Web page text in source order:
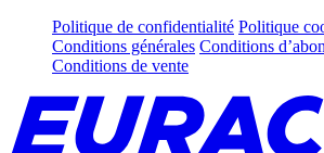
Politique de confidentialité Politique
Conditions générales Conditions
Conditions de vente